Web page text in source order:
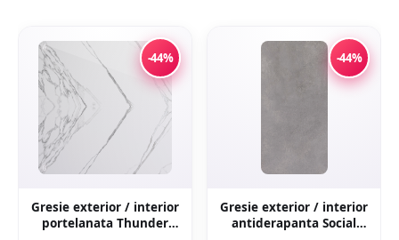
-44%
Gresie exterior / interior
portelanata Thunder
-44%
Gresie exterior / interior
antiderapanta Social